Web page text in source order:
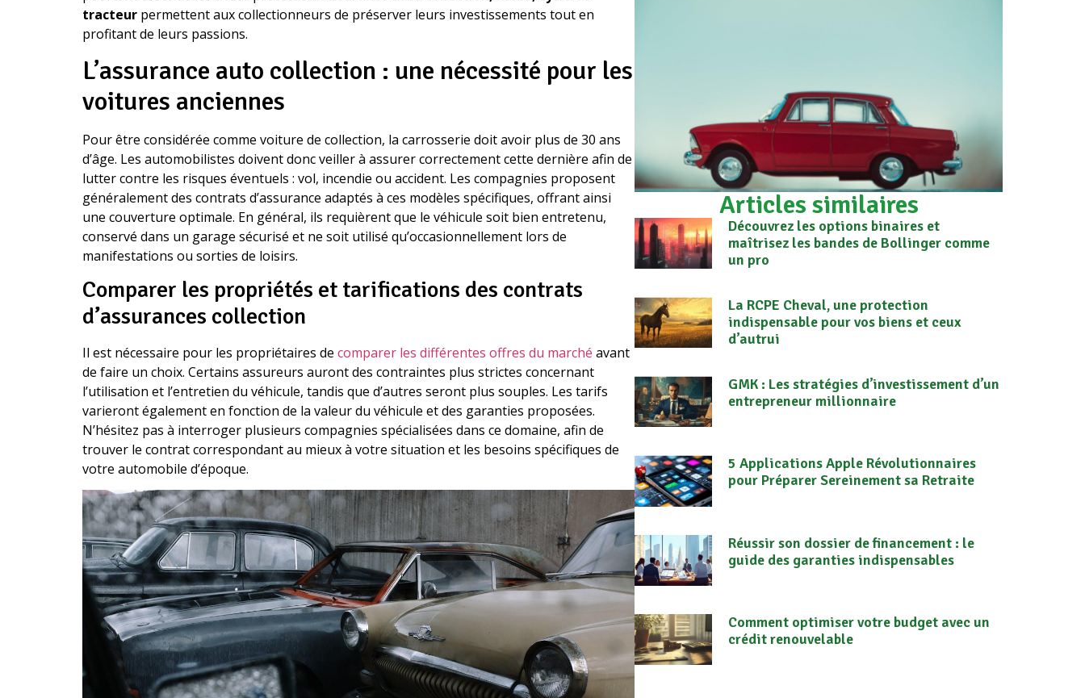
tracteur permettent aux collectionneurs de préserver leurs investissements tout en
profitant de leurs passions.
L’assurance auto collection : une nécessité pour les
voitures anciennes
Pour être considérée comme voiture de collection, la carrosserie doit avoir plus de 30 ans
d’âge. Les automobilistes doivent donc veiller à assurer correctement cette dernière afin de
lutter contre les risques éventuels : vol, incendie ou accident. Les compagnies proposent
généralement des contrats d’assurance adaptés à ces modèles spécifiques, offrant ainsi
une couverture optimale. En général, ils requièrent que le véhicule soit bien entretenu,
conservé dans un garage sécurisé et ne soit utilisé qu’occasionnellement lors de
manifestations ou sorties de loisirs.
Comparer les propriétés et tarifications des contrats
d’assurances collection
Il est nécessaire pour les propriétaires de comparer les différentes offres du marché avant
de faire un choix. Certains assureurs auront des contraintes plus strictes concernant
l’utilisation et l’entretien du véhicule, tandis que d’autres seront plus souples. Les tarifs
varieront également en fonction de la valeur du véhicule et des garanties proposées.
N’hésitez pas à interroger plusieurs compagnies spécialisées dans ce domaine, afin de
trouver le contrat correspondant au mieux à votre situation et les besoins spécifiques de
votre automobile d’époque.
Articles similaires
Découvrez les options binaires et
maîtrisez les bandes de Bollinger comme
un pro
La RCPE Cheval, une protection
indispensable pour vos biens et ceux
d’autrui
GMK : Les stratégies d’investissement d’un
entrepreneur millionnaire
5 Applications Apple Révolutionnaires
pour Préparer Sereinement sa Retraite
Réussir son dossier de financement : le
guide des garanties indispensables
Comment optimiser votre budget avec un
crédit renouvelable